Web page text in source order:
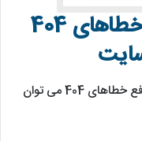
نحوه شناسایی و رفع خطاهای 404
روش های زیر را می توان برای شناسایی و رفع خطاهای 404 می توان